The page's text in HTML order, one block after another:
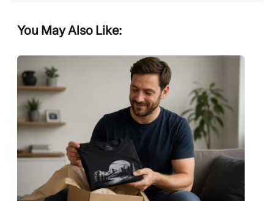
You May Also Like: